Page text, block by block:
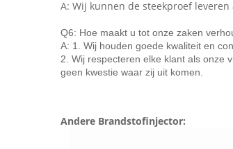
A: Wij kunnen de steekproef
Q6: Hoe maakt u tot onze zaken
A: 1. Wij houden goede kwaliteit en
2. Wij respecteren elke klant als onze
geen kwestie waar zij uit komen.
Andere Brandstofinjector: